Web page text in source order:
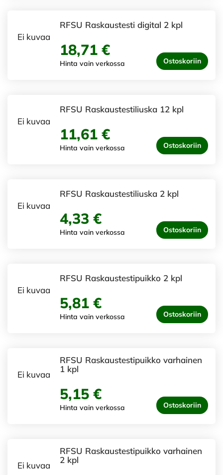
Ei kuvaa
RFSU Raskaustesti digital 2 kpl
18,71 €
Hinta vain verkossa Ostoskoriin
Ei kuvaa
RFSU Raskaustestiliuska 12 kpl
11,61 €
Hinta vain verkossa Ostoskoriin
Ei kuvaa
RFSU Raskaustestiliuska 2 kpl
4,33 €
Hinta vain verkossa Ostoskoriin
Ei kuvaa
RFSU Raskaustestipuikko 2 kpl
5,81 €
Hinta vain verkossa Ostoskoriin
Ei kuvaa
RFSU Raskaustestipuikko varhainen
1 kpl
5,15 €
Hinta vain verkossa Ostoskoriin
Ei kuvaa
RFSU Raskaustestipuikko varhainen
2 kpl